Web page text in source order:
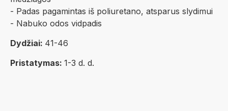
- Padas pagamintas iš poliuretano, atsparus slydimui
- Nabuko odos vidpadis
Dydžiai: 41-46
Pristatymas: 1-3 d. d.